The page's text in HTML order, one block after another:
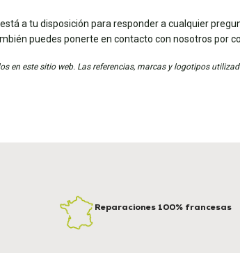
a tu disposición para responder a cualquier
puedes ponerte en contacto con nosotros por
en este sitio web. Las referencias, marcas y logotipos
Reparaciones 100% francesas